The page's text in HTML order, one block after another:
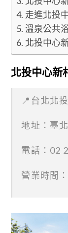
走進北投
溫泉公共
北投中心
北投中心新
📍台北北
地址：臺
電話：02
營業時間